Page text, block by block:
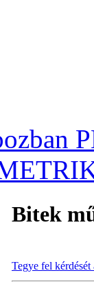
Bitek
Tegye fel kérdését